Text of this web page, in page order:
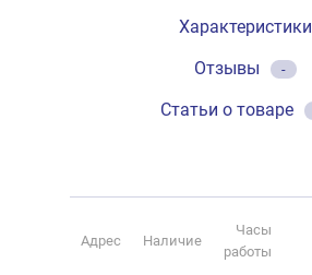
Характеристики
Отзывы
-
Статьи о товаре
Адрес Наличие
Часы
работы